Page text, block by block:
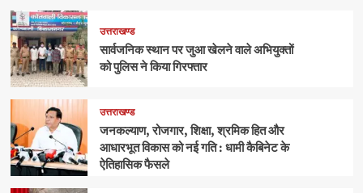
उत्तराखण्ड
सार्वजनिक स्थान पर जुआ खेलने वाले अभियुक्तों
को पुलिस ने किया गिरफ्तार
उत्तराखण्ड
जनकल्याण, रोजगार, शिक्षा, श्रमिक हित और
आधारभूत विकास को नई गति : धामी कैबिनेट के
ऐतिहासिक फैसले